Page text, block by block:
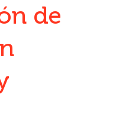
de